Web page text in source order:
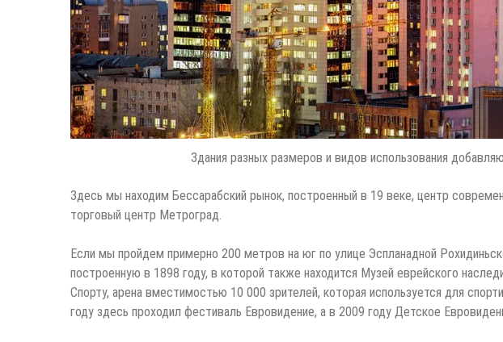
Здания разных размеров и видов использования
Здесь мы находим Бессарабский рынок, построенный в 19 веке, центр
торговый центр Метроград.
Если мы пройдем примерно 200 метров на юг по улице Эспланадной
построенную в 1898 году, в которой также находится Музей еврейского
Спорту, арена вместимостью 10 000 зрителей, которая используется для
году здесь проходил фестиваль Евровидение, а в 2009 году Детское